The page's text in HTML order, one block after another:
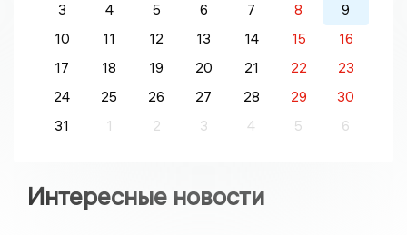
3
4 5 6 7 8
9
10
11 12 13 14 15
16
17
18 19 20 21 22
23
24
25 26 27 28 29
30
31
1 2 3 4 5 6
Интересные новости